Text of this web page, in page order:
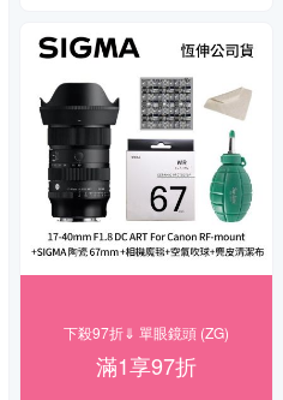
下殺97折⇓ 單眼鏡頭 (ZG)
滿1享97折